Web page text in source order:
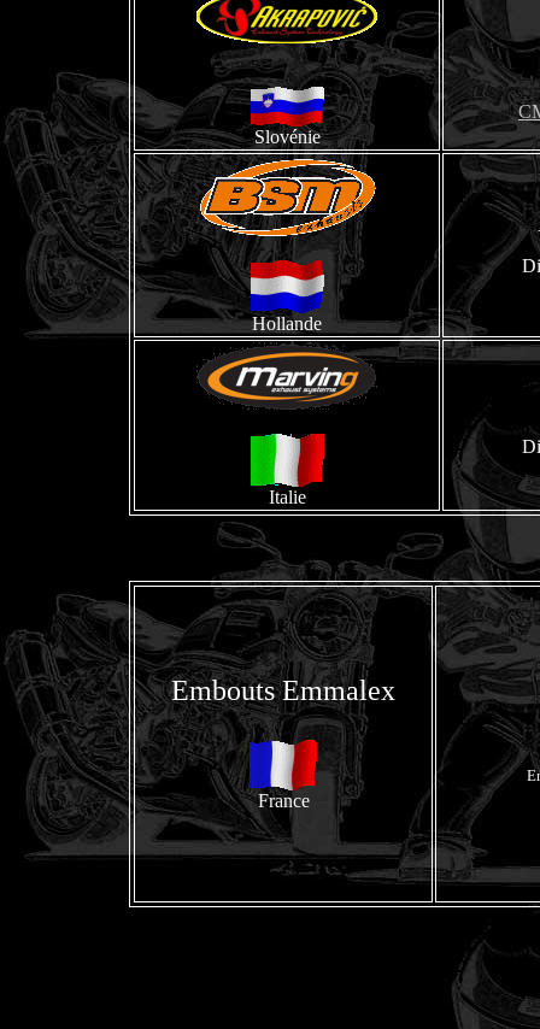
Slovénie
Hollande
Italie
Embouts Emmalex
France